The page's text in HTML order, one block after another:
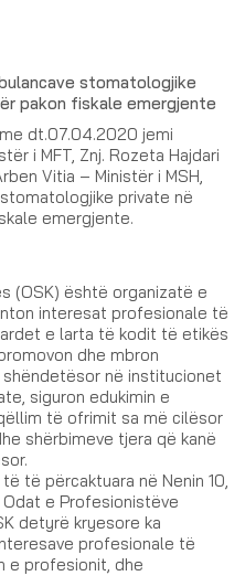
stomatologjike
pakon fiskale emergjente
dt.07.04.2020 jemi
i MFT, Znj. Rozeta Hajdari
Vitia – Ministër i MSH,
private në
emergjente.
(OSK) është organizatë e
interesat profesionale të
e larta të kodit të etikës
dhe mbron
në institucionet
siguron edukimin e
të ofrimit sa më cilësor
shërbimeve tjera që kanë
të përcaktuara në Nenin 10,
Odat e Profesionistëve
detyrë kryesore ka
profesionale të
e profesionit, dhe